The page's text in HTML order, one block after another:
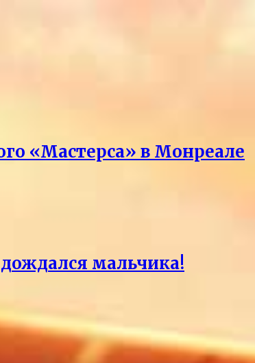
«Мастерса» в Монреале
мальчика!